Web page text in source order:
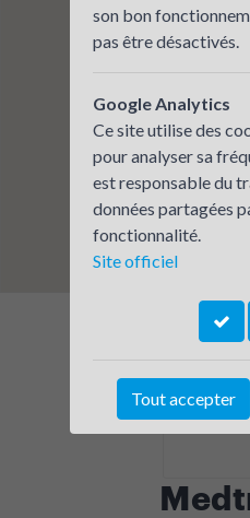
son bon
pas être désactivés.
Google Analytics
Ce site utilise des
pour analyser sa
est responsable du
données partagées
fonctionnalité.
Site officiel
Tout accepter